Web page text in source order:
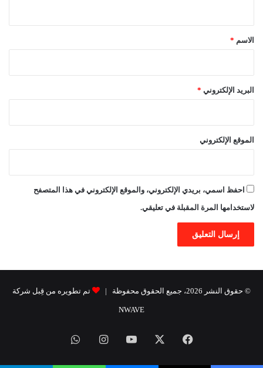
*الاسم *
البريد الإلكتروني *
الموقع الإلكتروني
احفظ اسمي، بريدي الإلكتروني، والموقع الإلكتروني في هذا المتصفح
لاستخدامها المرة المقبلة في تعليقي.
© حقوق النشر 2026، جميع الحقوق محفوظة | تم تطويره من قِبل شركة
NWAVE
فيسبوك يوتيوبانستقرامواتساب